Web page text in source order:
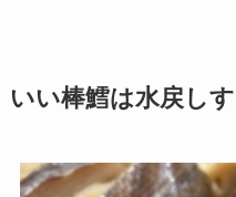
いい棒鱈は水戻し